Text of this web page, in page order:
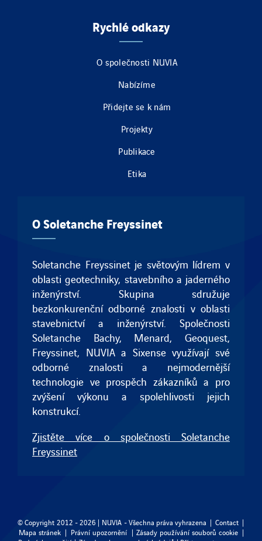
Rychlé odkazy
O společnosti NUVIA
Nabízíme
Přidejte se k nám
Projekty
Publikace
Etika
O Soletanche Freyssinet
Soletanche Freyssinet je světovým lídrem v
oblasti geotechniky, stavebního a jaderného
inženýrství. Skupina sdružuje
bezkonkurenční odborné znalosti v oblasti
stavebnictví a inženýrství. Společnosti
Soletanche Bachy, Menard,Geoquest,
Freyssinet, NUVIA a Sixensevyužívají své
odborné znalosti a nejmodernější
technologie ve prospěch zákazníků a pro
zvýšení výkonu a spolehlivosti jejich
konstrukcí.
Zjistěte více o společnosti Soletanche
Freyssinet
© Copyright 2012 - 2026 | NUVIA - Všechna práva vyhrazena |Contact |
Mapa stránek| Právní upozornění |Zásady používání souborů cookie|